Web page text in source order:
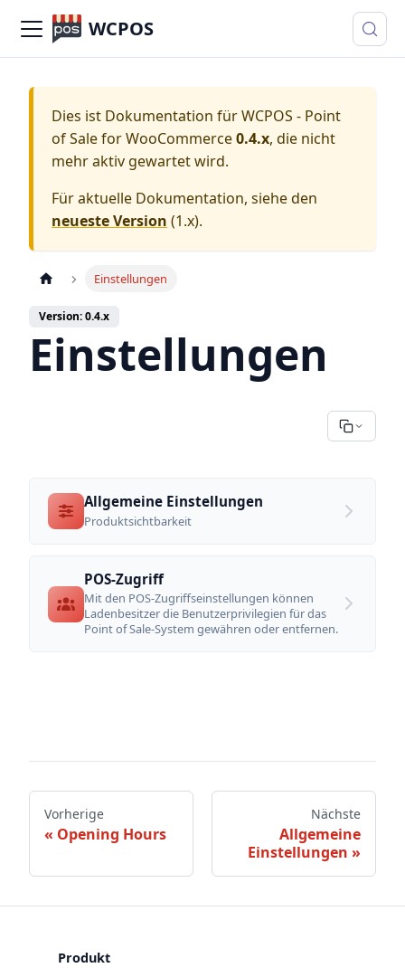
WCPOS
Dies ist Dokumentation fürWCPOS - Point
of Sale for WooCommerce0.4.x, die nicht
mehr aktiv gewartet wird.
Für aktuelle Dokumentation, siehe den
neueste Version (1.x).
Einstellungen
Version: 0.4.x
Einstellungen
Allgemeine Einstellungen
Produktsichtbarkeit
POS-Zugriff
Mit den POS-Zugriffseinstellungen können
Ladenbesitzer die Benutzerprivilegien für das
Point of Sale-System gewähren oder entfernen.
Vorherige
Opening Hours
Nächste
Allgemeine
Einstellungen
Produkt